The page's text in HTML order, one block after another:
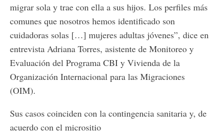
migrar sola y trae con ella a sus hijos. Los perfiles más
comunes que nosotros hemos identificado son
cuidadoras solas […] mujeres adultas jóvenes”, dice en
entrevista Adriana Torres, asistente de Monitoreo y
Evaluación del Programa CBI y Vivienda de la
Organización Internacional para las Migraciones
(OIM).
Sus casos coinciden con la contingencia sanitaria y, de
acuerdo con el micrositio